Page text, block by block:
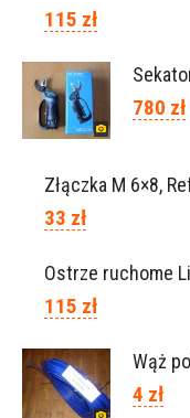
115 zł
780 zł
33 zł
115 zł
4 zł